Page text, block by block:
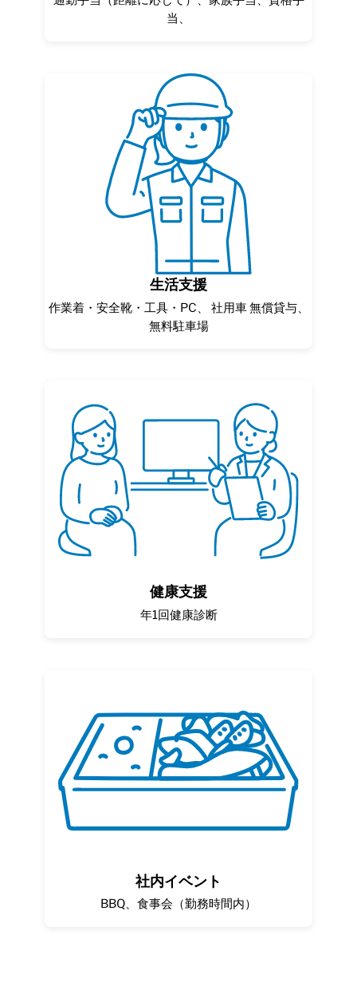
当、
生活支援
作業着・安全靴・工具・PC、 社用車 無償貸与、
無料駐車場
健康支援
年1回健康診断
社内イベント
BBQ、食事会（勤務時間内）